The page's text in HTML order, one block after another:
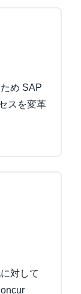
め SAP
スを変革
対して